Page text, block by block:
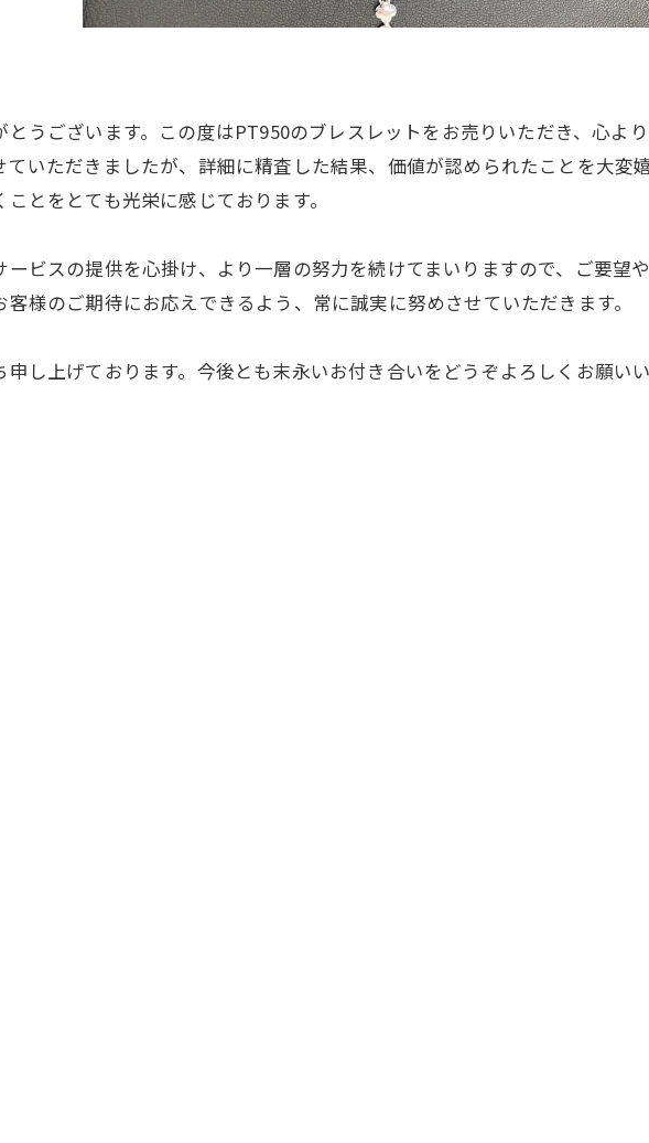
うございます。この度はPT950のブレスレットをお売りいただき、心よ
ていただきましたが、詳細に精査した結果、価値が認められたことを大変
とをとても光栄に感じております。
ビスの提供を心掛け、より一層の努力を続けてまいりますので、ご要望
様のご期待にお応えできるよう、常に誠実に努めさせていただきます。
し上げております。今後とも末永いお付き合いをどうぞよろしくお願いい